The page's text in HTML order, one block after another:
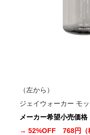
（左から）
ジェイウォーカー モ
メーカー希望小売価格
→ 52%OFF 768円（